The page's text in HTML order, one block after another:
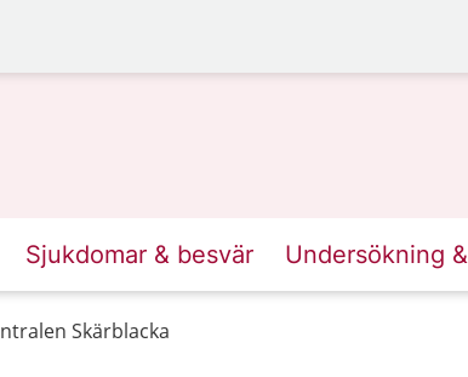
Sjukdomar & besvär Undersökning
Skärblacka